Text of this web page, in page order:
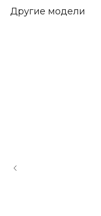
Другие модели